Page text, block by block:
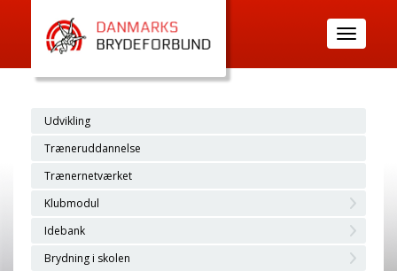
Toggle
navigation
Udvikling
Træneruddannelse
Trænernetværket
Klubmodul
Idebank
Brydning i skolen